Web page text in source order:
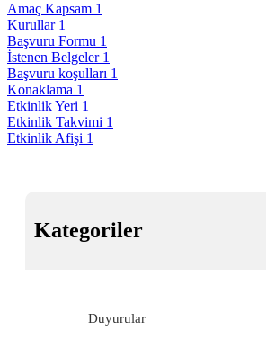
Amaç Kapsam 1
Kurullar 1
Başvuru Formu 1
İstenen Belgeler 1
Başvuru koşulları 1
Konaklama 1
Etkinlik Yeri 1
Etkinlik Takvimi 1
Etkinlik Afişi 1
Kategoriler
Duyurular